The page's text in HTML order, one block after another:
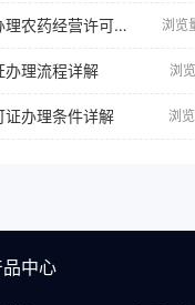
手把手教你办理农药经营许可证 浏览
办理流程详解 浏
证办理条件详解 浏
品中心